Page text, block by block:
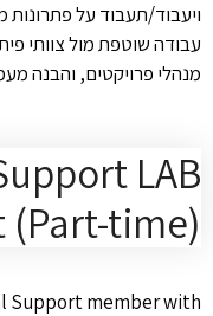
ויעבוד/תעבוד על
עבודה שוטפת מול צוותי
מנהלי פרויקטים, והבנה
LAB
(Part-time)
Support member with